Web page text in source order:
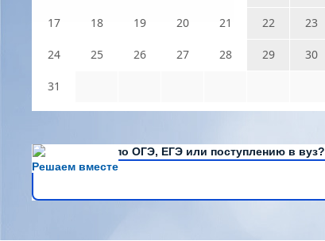
17 18 19 20 21 22 23
24 25 26 27 28 29 30
31
Решаем вместе
Есть вопросы по ОГЭ, ЕГЭ или поступлению в